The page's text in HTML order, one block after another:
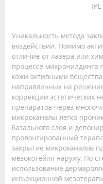
Уникальность метода
воздействии. Помимо
отличие от лазера или
процессе микронилдинга
кожи активными
направленных на
коррекции эстетических
препаратов через
микроканалы легко
базального слоя и
пролонгированный
закрытие микроканалов
мезокотейля наружу. По
использование
инъекционной